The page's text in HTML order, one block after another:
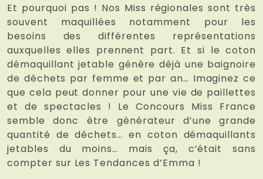
Et pourquoi pas ! Nos Miss régionales sont très
souvent maquillées notamment pour les
besoins des différentes représentations
auxquelles elles prennent part. Et si le coton
démaquillant jetable génère déjà une baignoire
de déchets par femme et par an… Imaginez ce
que cela peut donner pour une vie de paillettes
et de spectacles ! Le Concours Miss France
semble donc être générateur d’une grande
quantité de déchets… en coton démaquillants
jetables du moins… mais ça, c’était sans
compter sur Les Tendances d’Emma !